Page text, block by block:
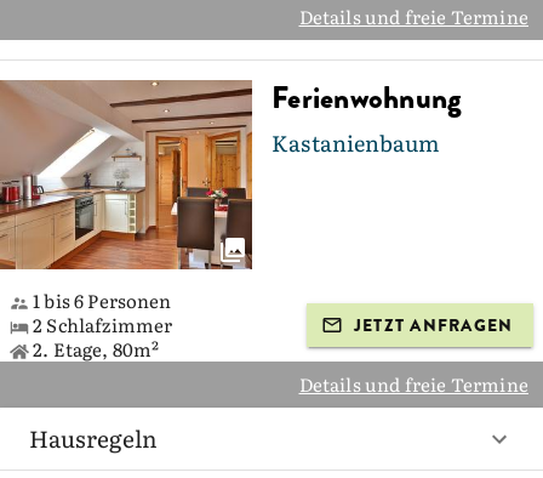
Details und freie Termine
Ferienwohnung
Kastanienbaum
1 bis 6 Personen
2 Schlafzimmer
2. Etage, 80m²
JETZT ANFRAGEN
Details und freie Termine
Hausregeln